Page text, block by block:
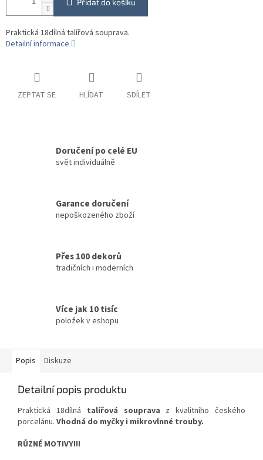
Přidat do košíku
Praktická 18dílná talířová souprava.
Detailní informace
ZEPTAT SE HLÍDAT SDÍLET
Doručení po celé EU
svět individuálně
Garance doručení
nepoškozeného zboží
Přes 100 dekorů
tradičních i moderních
Více jak 10 tisíc
položek v eshopu
Popis Diskuze
Detailní popis produktu
Praktická 18dílná talířová souprava z kvalitního českého
porcelánu. Vhodná do myčky i mikrovlnné trouby.
RŮZNÉ MOTIVY!!!